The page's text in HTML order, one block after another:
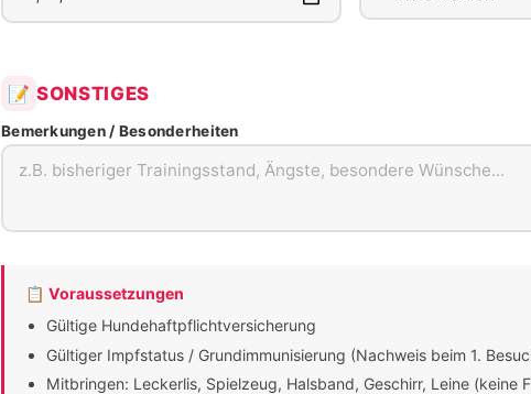
📝 SONSTIGES
Bemerkungen / Besonderheiten
📋 Voraussetzungen
Gültige Hundehaftpflichtversicherung
Gültiger Impfstatus / Grundimmunisierung (Nachweis beim 1.
Mitbringen: Leckerlis, Spielzeug, Halsband, Geschirr, Leine (keine